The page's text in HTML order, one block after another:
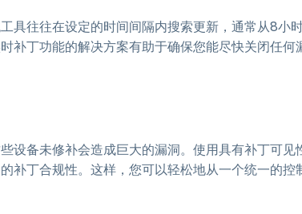
具往往在设定的时间间隔内搜索更新，通常从8小
补丁功能的解决方案有助于确保您能尽快关闭任何
设备未修补会造成巨大的漏洞。使用具有补丁可见
补丁合规性。这样，您可以轻松地从一个统一的控